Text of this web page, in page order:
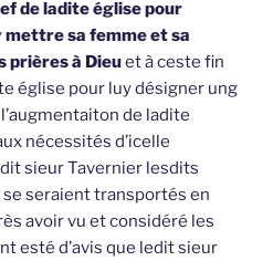
de ladite église pour
mettre sa femme et sa
prières à Dieuet à ceste fin
église pour luy désigner ung
de ladite
nécessités d’icelle
sieur Tavernier lesdits
seraient transportés en
avoir vu et considéré les
esté d’avis que ledit sieur